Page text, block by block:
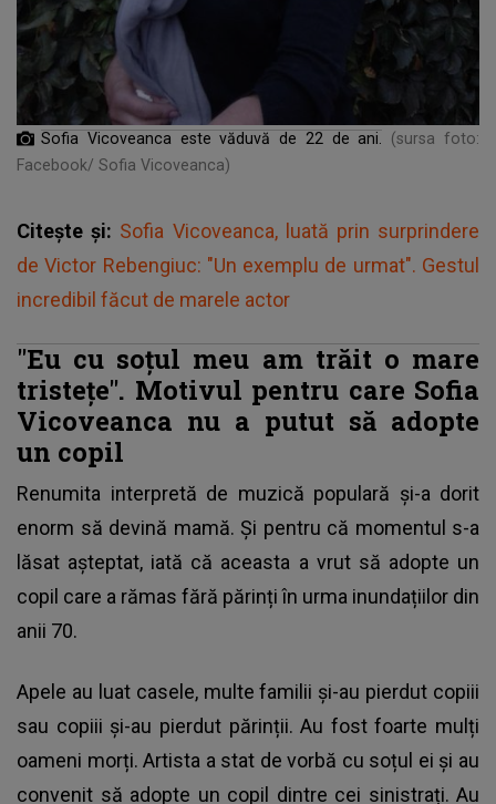
Sofia Vicoveanca este văduvă de 22 de ani.
(sursa foto:
Facebook/ Sofia Vicoveanca)
Citește și: Sofia Vicoveanca, luată prin surprindere
de Victor Rebengiuc: "Un exemplu de urmat". Gestul
incredibil făcut de marele actor
"Eu cu soțul meu am trăit o mare
tristețe". Motivul pentru care Sofia
Vicoveanca nu a putut să adopte
un copil
Renumita interpretă de muzică populară și-a dorit
enorm să devină mamă. Și pentru că momentul s-a
lăsat așteptat, iată că aceasta a vrut să adopte un
copil care a rămas fără părinți în urma inundațiilor din
anii 70.
Apele au luat casele, multe familii și-au pierdut copiii
sau copiii și-au pierdut părinții. Au fost foarte mulți
oameni morți. Artista a stat de vorbă cu soțul ei și au
convenit să adopte un copil dintre cei sinistrați. Au